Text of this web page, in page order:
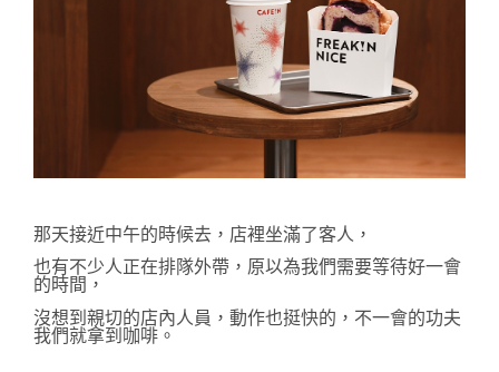
那天接近中午的時候去，店裡坐滿了客人，
也有不少人正在排隊外帶 ， 原以為我們需要等待好一會
的時間，
沒想到親切的店內人員，動作也挺快的，不一會的功夫
我們就拿到咖啡。